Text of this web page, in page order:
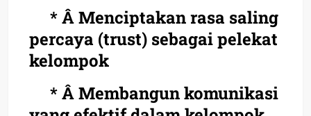
* Â Menciptakan rasa saling
percaya (trust) sebagai pelekat
kelompok
* Â Membangun komunikasi